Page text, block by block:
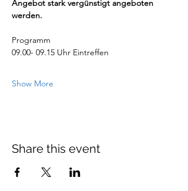
Angebot stark vergünstigt angeboten
werden.
Programm
09.00- 09.15 Uhr Eintreffen
Show More
Share this event